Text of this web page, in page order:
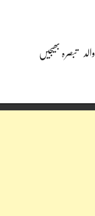
والد تبصرہ بھیجیں